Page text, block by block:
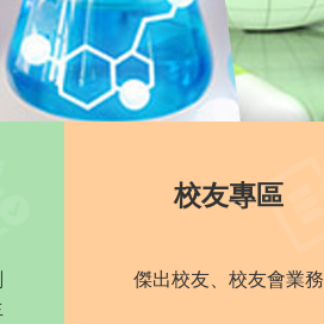
校友專區
傑出校友、校友會業務